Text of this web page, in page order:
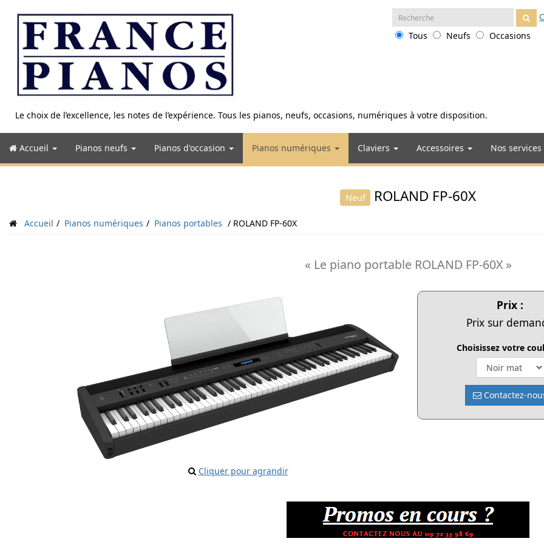
contenu
Le choix de l’excellence, les notes de l’expérience. Tous les pianos, neufs, occasions, numériques à votre disposition.
Recherche
:
Tous
Neufs Occasions
Accueil Pianos neufs Pianos d'occasion Pianos numériques Claviers Accessoires Nos
Neuf ROLAND FP-60X
Accueil Pianos numériques Pianos portables ROLAND FP-60X
« Le piano portable ROLAND FP-60X »
Cliquer pour agrandir
Prix :
Prix sur
Choisissez votre
Contactez-